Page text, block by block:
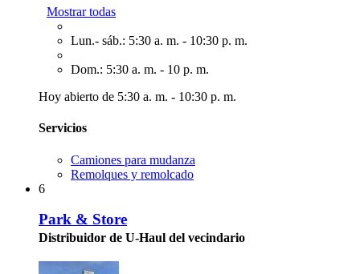
Mostrar todas
Lun.- sáb.: 5:30 a. m. - 10:30 p. m.
Dom.: 5:30 a. m. - 10 p. m.
Hoy abierto de 5:30 a. m. - 10:30 p. m.
Servicios
Camiones para mudanza
Remolques y remolcado
6
Park & Store
Distribuidor de U-Haul del vecindario